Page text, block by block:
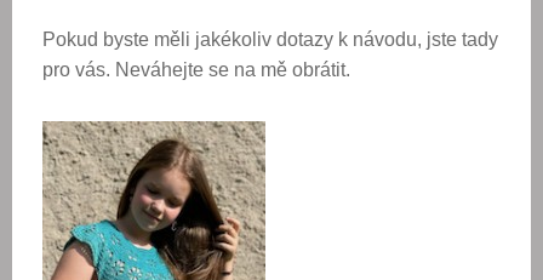
Pokud byste měli jakékoliv dotazy k návodu, jste tady
pro vás. Neváhejte se na mě obrátit.